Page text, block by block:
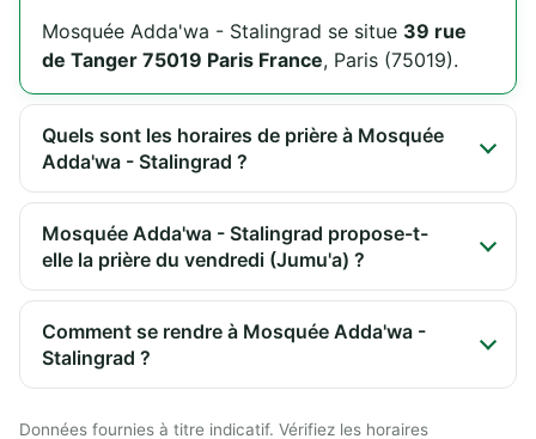
Mosquée Adda'wa - Stalingrad se situe 39 rue
de Tanger 75019 Paris France, Paris (75019).
Quels sont les horaires de prière à Mosquée
Adda'wa - Stalingrad ?
Mosquée Adda'wa - Stalingrad propose-t-
elle la prière du vendredi (Jumu'a) ?
Comment se rendre à Mosquée Adda'wa -
Stalingrad ?
Données fournies à titre indicatif. Vérifiez les horaires